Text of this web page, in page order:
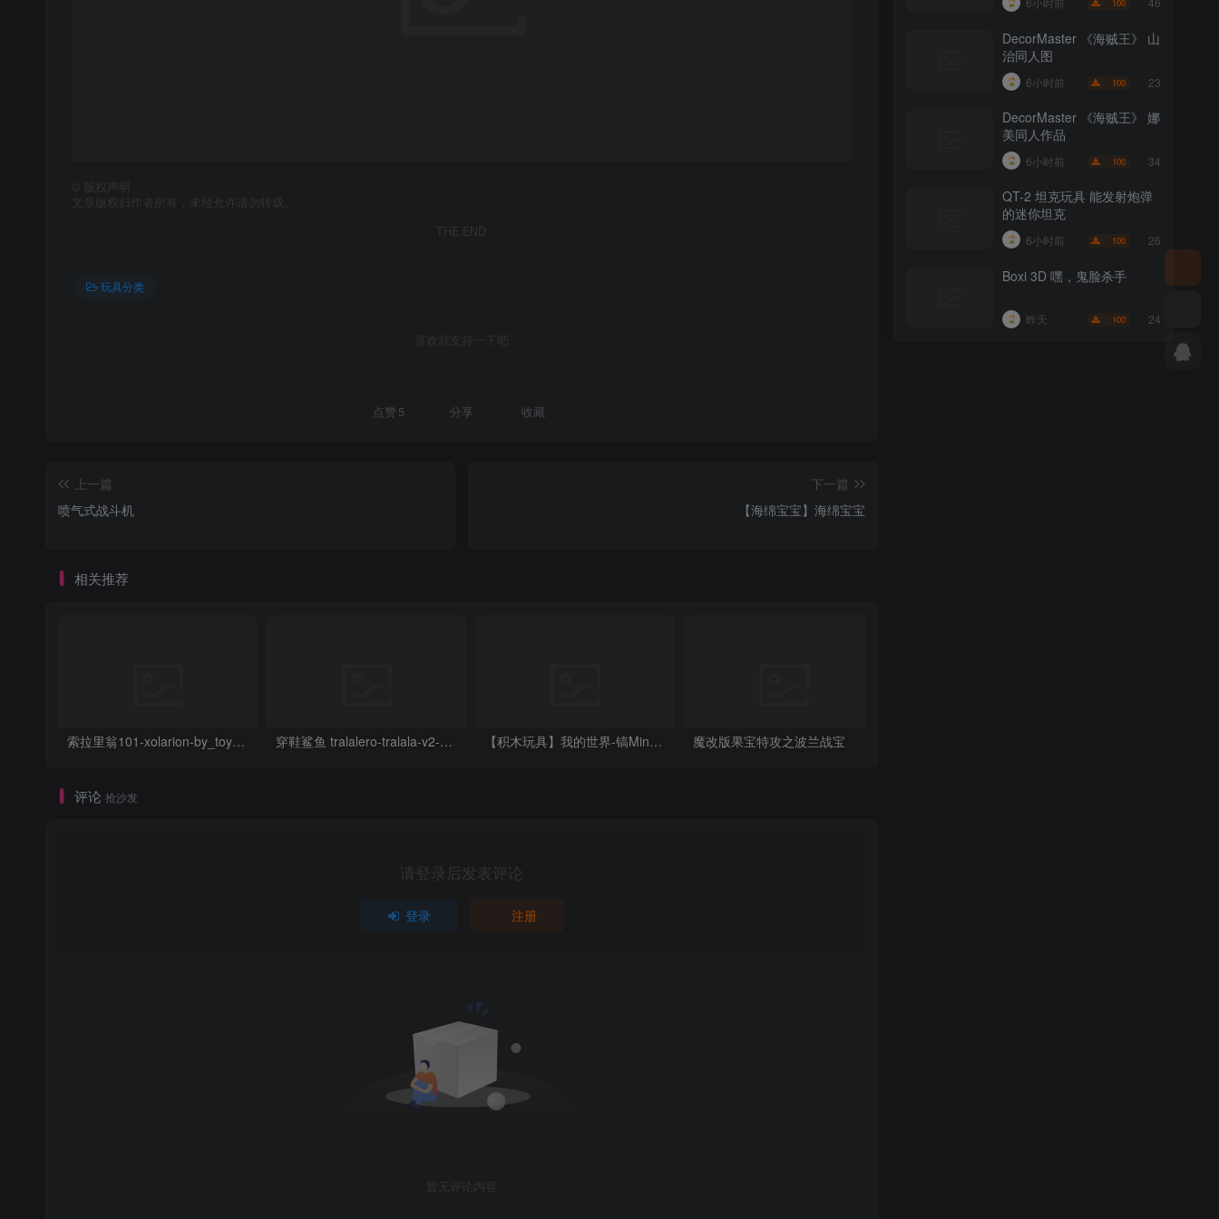
版权声明
文章版权归作者所有，未经允许请勿转载。
THE END
玩具分类
喜欢就支持一下吧
点赞 5 分享 收藏
上一篇
喷气式战斗机
下一篇
【海绵宝宝】海绵宝宝
相关推荐
索拉里翁101-xolarion-by_toymakr3d 穿鞋鲨鱼 tralalero-tralala-v2-articulated-toy20250423-1-nueg5v 【积木玩具】我的世界-镐Minecraft Pickaxe Prop Kit No Support No AMS No Glue 魔改版果宝特攻之波兰战宝
评论 抢沙发
请登录后发表评论
登录 注册
暂无评论内容
100
DecorMaster 《海贼王》 山
治同人图
6小时前 100 23
DecorMaster 《海贼王》 娜
美同人作品
6小时前 100 34
QT-2 坦克玩具 能发射炮弹
的迷你坦克
6小时前 100 26
Boxi 3D 嘿，鬼脸杀手
昨天 100 24